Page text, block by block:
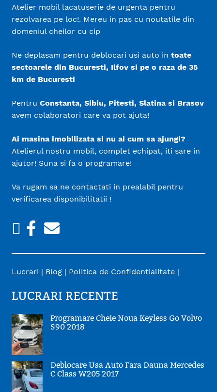
Atelier mobil lacatuserie de urgenta pentru
rezolvarea pe loc!. Mereu in pas cu noutatile din
domeniul cheilor cu cip
Ne deplasam pentru deblocari usi auto in toate
sectoarele din Bucuresti, Ilfov si pe o raza de 35
km de Bucuresti
Pentru Constanta, Sibiu, Pitesti, Slatina si Brasov
avem colaboratori care va pot ajuta!
Ai masina imobilizata si nu ai cum sa ajungi?
Atelierul nostru mobil, complet echipat, iti sare in
ajutor! Suna si fa o programare!
Va rugam sa ne contactati in prealabil pentru
verificarea disponibilitatii !
Lucrari | Blog | Politica de Confidentialitate |
LUCRARI RECENTE
Programare Cheie Noua Keyless Go Volvo
S90 2018
Deblocare Usa Auto Fara Dauna Mercedes
C Class W205 2017